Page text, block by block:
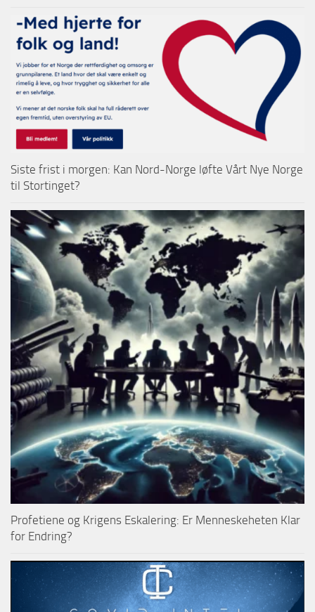
Siste frist i morgen: Kan Nord-Norge løfte Vårt Nye Norge
til Stortinget?
Profetiene og Krigens Eskalering: Er Menneskeheten Klar
for Endring?